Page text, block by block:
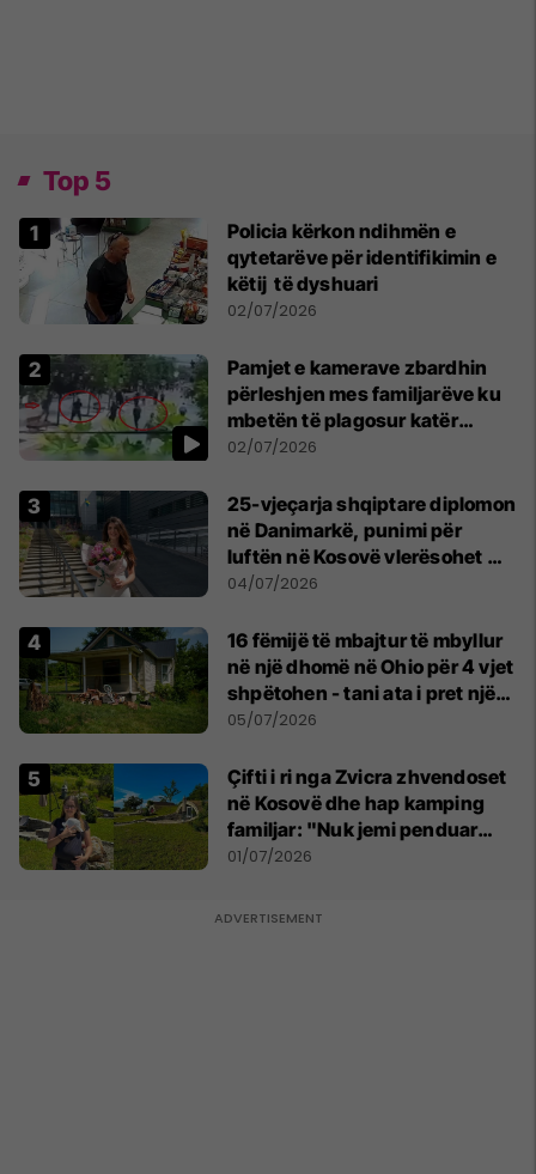
Top 5
Policia kërkon ndihmën e
qytetarëve për identifikimin e
këtij të dyshuari
02/07/2026
Pamjet e kamerave zbardhin
përleshjen mes familjarëve ku
mbetën të plagosur katër
persona
02/07/2026
25-vjeçarja shqiptare diplomon
në Danimarkë, punimi për
luftën në Kosovë vlerësohet me
notën më të lartë
04/07/2026
16 fëmijë të mbajtur të mbyllur
në një dhomë në Ohio për 4 vjet
shpëtohen - tani ata i pret një
sfidë e madhe
05/07/2026
Çifti i ri nga Zvicra zhvendoset
në Kosovë dhe hap kamping
familjar: "Nuk jemi penduar
asnjë ditë"
01/07/2026